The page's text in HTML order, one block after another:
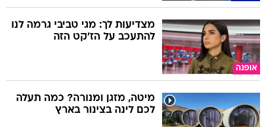
אופנה
מצדיעות לך: מגי טביבי גרמה לנו
להתעכב על הז'קט הזה
מיטה, מזגן ומנורה? כמה תעלה
לכם לינה בצינור בארץ